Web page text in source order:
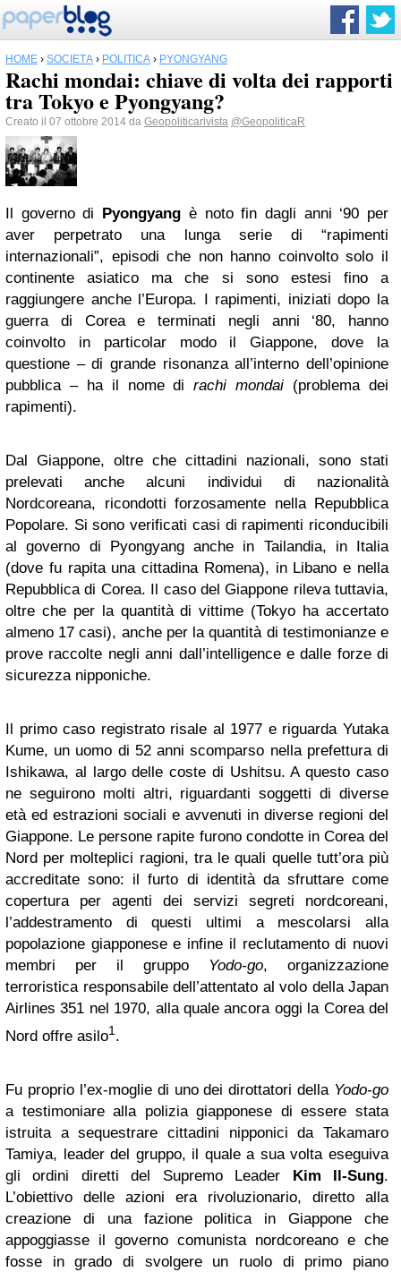
HOME › SOCIETÀ › POLITICA › PYONGYANG
Rachi mondai: chiave di volta dei rapporti
tra Tokyo e Pyongyang?
Creato il 07 ottobre 2014 da Geopoliticarivista @GeopoliticaR
Il governo di Pyongyang è noto fin dagli anni ‘90 per
aver perpetrato una lunga serie di “rapimenti
internazionali”, episodi che non hanno coinvolto solo il
continente asiatico ma che si sono estesi fino a
raggiungere anche l’Europa. I rapimenti, iniziati dopo la
guerra di Corea e terminati negli anni ‘80, hanno
coinvolto in particolar modo il Giappone, dove la
questione – di grande risonanza all’interno dell’opinione
pubblica – ha il nome dirachi mondai (problema dei
rapimenti).
Dal Giappone, oltre che cittadini nazionali, sono stati
prelevati anche alcuni individui di nazionalità
Nordcoreana, ricondotti forzosamente nella Repubblica
Popolare. Si sono verificati casi di rapimenti riconducibili
al governo di Pyongyang anche in Tailandia, in Italia
(dove fu rapita una cittadina Romena), in Libano e nella
Repubblica di Corea. Il caso del Giappone rileva tuttavia,
oltre che per la quantità di vittime (Tokyo ha accertato
almeno 17 casi), anche per la quantità di testimonianze e
prove raccolte negli anni dall’intelligence e dalle forze di
sicurezza nipponiche.
Il primo caso registrato risale al 1977 e riguarda Yutaka
Kume, un uomo di 52 anni scomparso nella prefettura di
Ishikawa, al largo delle coste di Ushitsu. A questo caso
ne seguirono molti altri, riguardanti soggetti di diverse
età ed estrazioni sociali e avvenuti in diverse regioni del
Giappone. Le persone rapite furono condotte in Corea del
Nord per molteplici ragioni, tra le quali quelle tutt’ora più
accreditate sono: il furto di identità da sfruttare come
copertura per agenti dei servizi segreti nordcoreani,
l’addestramento di questi ultimi a mescolarsi alla
popolazione giapponese e infine il reclutamento di nuovi
membri per il gruppo
Yodo-go, organizzazione
terroristica responsabile dell’attentato al volo della Japan
Airlines 351 nel 1970, alla quale ancora oggi la Corea del
Nord offre asilo1 .
Fu proprio l’ex-moglie di uno dei dirottatori della Yodo-go
a testimoniare alla polizia giapponese di essere stata
istruita a sequestrare cittadini nipponici da Takamaro
Tamiya, leader del gruppo, il quale a sua volta eseguiva
gli ordini diretti del Supremo Leader Kim Il-Sung.
L’obiettivo delle azioni era rivoluzionario, diretto alla
creazione di una fazione politica in Giappone che
appoggiasse il governo comunista nordcoreano e che
fosse in grado di svolgere un ruolo di primo piano